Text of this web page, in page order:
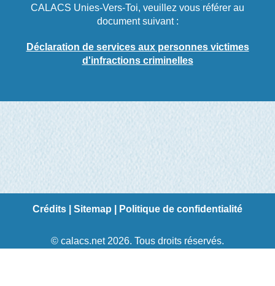
CALACS Unies-Vers-Toi, veuillez vous référer au
document suivant :
Déclaration de services aux personnes victimes
d'infractions criminelles
Crédits Sitemap Politique de confidentialité
© calacs.net 2026. Tous droits réservés.